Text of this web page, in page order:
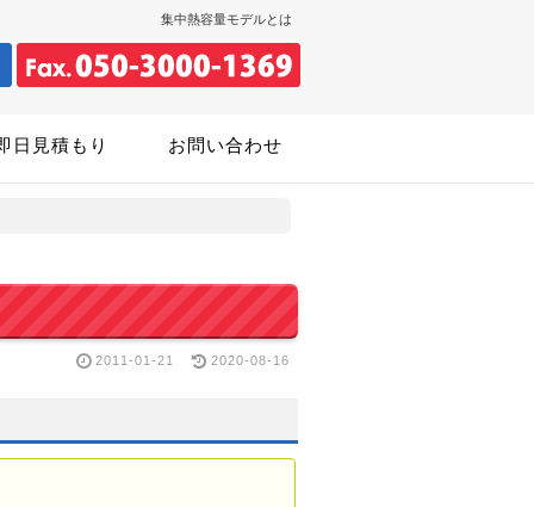
集中熱容量モデルとは
日見積もり お問い合わせ
2011-01-21 2020-08-16